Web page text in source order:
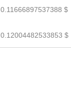
0.11666897537388 $
0.12004482533853 $